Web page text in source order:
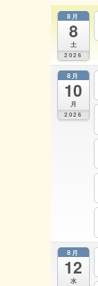
8月
8
土
2026
8月
10
月
2026
8月
12
水